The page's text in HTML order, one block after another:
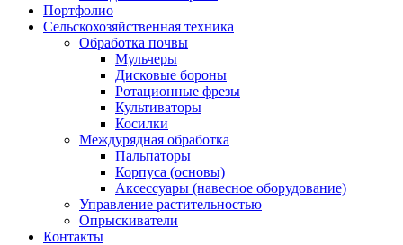
Портфолио
Сельскохозяйственная техника
Обработка почвы
Мульчеры
Дисковые бороны
Ротационные фрезы
Культиваторы
Косилки
Междурядная обработка
Пальпаторы
Корпуса (основы)
Аксессуары (навесное оборудование)
Управление растительностью
Опрыскиватели
Контакты